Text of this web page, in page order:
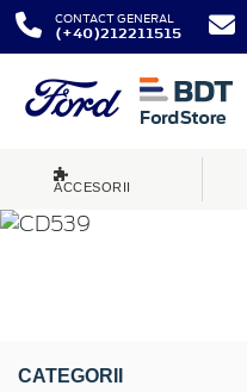
CONTACT GENERAL
(+40)212211515
ACCESORII
S-MAX
CATEGORII